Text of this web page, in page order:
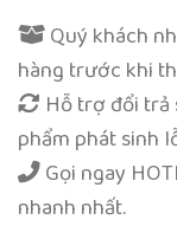
Quý khách
hàng trước khi
Hỗ trợ đổi trả
phẩm phát sinh
Gọi ngay
nhanh nhất.